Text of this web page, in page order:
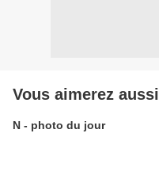
Vous aimerez aussi
N - photo du jour